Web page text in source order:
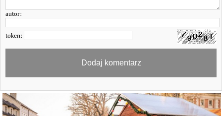
autor:
token: